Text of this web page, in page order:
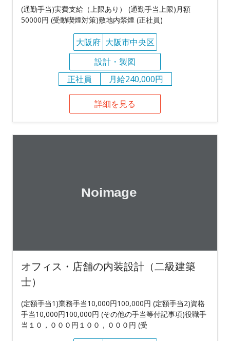
(通勤手当)実費支給（上限あり） (通勤手当上限)月額
50000円 (受動喫煙対策)敷地内禁煙 (正社員)
大阪府 大阪市中央区
設計・製図
正社員
月給240,000円
詳細を見る
オフィス・店舗の内装設計（二級建築
士）
(定額手当1)業務手当10,000円100,000円 (定額手当2)資格
手当10,000円100,000円 (その他の手当等付記事項)役職手
当１０，０００円１００，０００円 (受